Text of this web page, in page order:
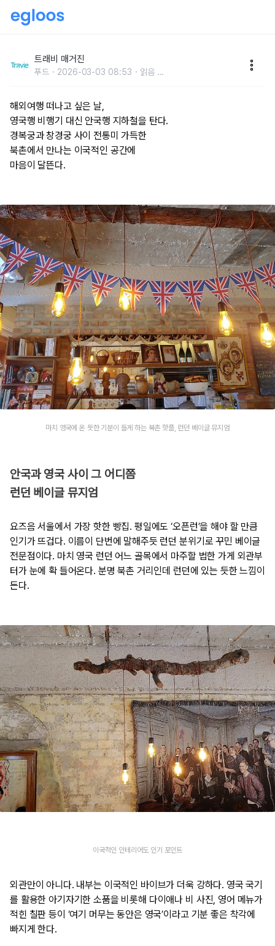
트래비 매거진
푸드 2026-03-03 08:53 읽음 ...
해외여행 떠나고 싶은 날,
영국행 비행기 대신 안국행 지하철을 탄다.
경복궁과 창경궁 사이 전통미 가득한
북촌에서 만나는 이국적인 공간에
마음이 달뜬다.
마치 영국에 온 듯한 기분이 들게 하는 북촌 핫플, 런던 베이글 뮤지엄
안국과 영국 사이 그 어디쯤
런던 베이글 뮤지엄
요즈음 서울에서 가장 핫한 빵집. 평일에도 ‘오픈런’을 해야 할 만큼
인기가 뜨겁다. 이름이 단번에 말해주듯 런던 분위기로 꾸민 베이글
전문점이다. 마치 영국 런던 어느 골목에서 마주할 법한 가게 외관부
터가 눈에 확 들어온다. 분명 북촌 거리인데 런던에 있는 듯한 느낌이
든다.
이국적인 인테리어도 인기 포인트
외관만이 아니다. 내부는 이국적인 바이브가 더욱 강하다. 영국 국기
를 활용한 아기자기한 소품을 비롯해 다이애나 비 사진, 영어 메뉴가
적힌 칠판 등이 ‘여기 머무는 동안은 영국’이라고 기분 좋은 착각에
빠지게 한다.